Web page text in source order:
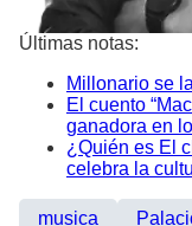
Últimas notas:
Millonario se
El cuento
ganadora en
¿Quién es El
celebra la
musica